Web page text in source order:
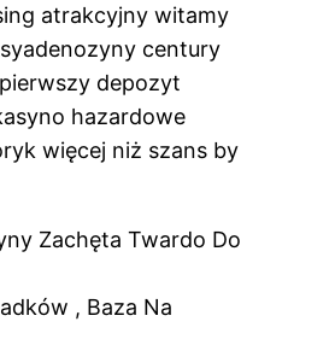
atrakcyjny witamy
century
depozyt
hazardowe
więcej niż szans by
Zachęta Twardo Do
, Baza Na